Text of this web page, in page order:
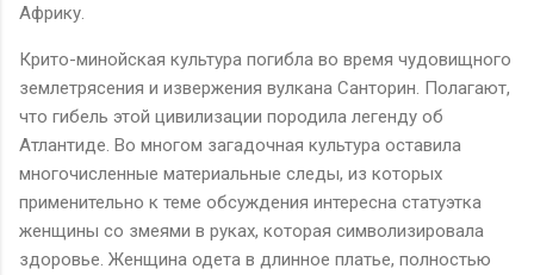
Африку.
Крито-минойская культура погибла во время чудовищного
землетрясения и извержения вулкана Санторин. Полагают,
что гибель этой цивилизации породила легенду об
Атлантиде. Во многом загадочная культура оставила
многочисленные материальные следы, из которых
применительно к теме обсуждения интересна статуэтка
женщины со змеями в руках, которая символизировала
здоровье. Женщина одета в длинное платье, полностью